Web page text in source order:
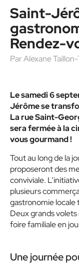
Saint-
Rendez-
ParAlexane
Le samedi 6
Jérôme se
La rue Saint-
sera fermée à la
vous gourmand !
Tout au long de la
proposeront des
conviviale.
plusieurs
gastronomie locale
Deux grands
foire familiale en
Une journée